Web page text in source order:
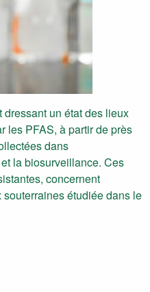
dressant un état des lieux
les PFAS, à partir de près
dans
la biosurveillance. Ces
concernent
étudiée dans le